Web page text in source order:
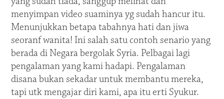
menyimpan video suaminya yg sudah hancur itu.
Menunjukkan betapa tabahnya hati dan jiwa
seoranf wanita! Ini salah satu contoh senario yang
berada di Negara bergolak Syria. Pelbagai lagi
pengalaman yang kami hadapi. Pengalaman
disana bukan sekadar untuk membantu mereka,
tapi utk mengajar diri kami, apa itu erti Syukur.